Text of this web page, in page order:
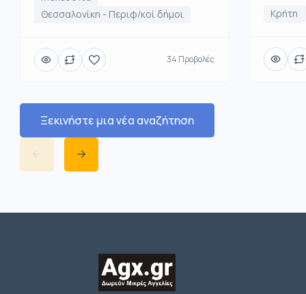
Θεσσαλονίκη - Περιφ/κοί δήμοι
34 Προβολές
Κρήτη
Ξεκινήστε μια νέα αναζήτηση